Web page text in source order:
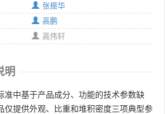
张振华
高鹏
高伟轩
明
准中基于产品成分、功能的技术参数缺
仅提供外观、比重和堆积密度三项典型参